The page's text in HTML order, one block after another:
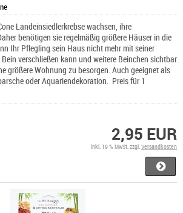
Landeinsiedlerkrebse wachsen, ihre
benötigen sie regelmäßig größere Häuser in die
Ihr Pflegling sein Haus nicht mehr mit seiner
verschließen kann und weitere Beinchen sichtbar
größere Wohnung zu besorgen. Auch geeignet als
oder Aquariendekoration. Preis für 1
2,95 EUR
inkl. 19 % MwSt. zzgl. Versandkosten